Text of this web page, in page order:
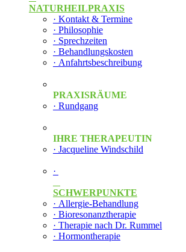
NATURHEILPRAXIS
· Kontakt & Termine
· Philosophie
· Sprechzeiten
· Behandlungskosten
· Anfahrtsbeschreibung
PRAXISRÄUME
· Rundgang
IHRE THERAPEUTIN
· Jacqueline Windschild
·
SCHWERPUNKTE
· Allergie-Behandlung
· Bioresonanztherapie
· Therapie nach Dr. Rummel
· Hormontherapie